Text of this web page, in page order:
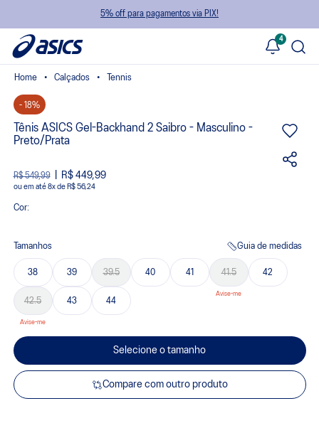
5% off para pagamentos via PIX!
4
Calçados Tennis
- 18%
Tênis ASICS Gel-Backhand 2 Saibro - Masculino -
Preto/Prata
R$ 549,99 R$ 449,99
ou 8xde R$ 56,24
Cor:
Tamanhos Guia de medidas
38 39 39.5 40 41 41.5 42
42.5 43 44
Selecione o tamanho
Compare com outro produto